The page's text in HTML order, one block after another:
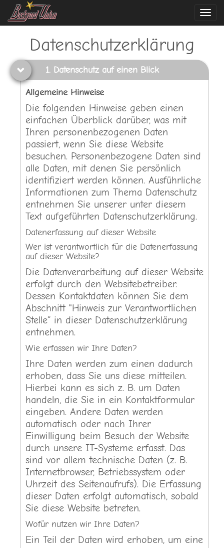
Datenschutzerklärung
1. Datenschutz auf einen Blick
Allgemeine Hinweise
Die folgenden Hinweise geben einen
einfachen Überblick darüber, was mit
Ihren personenbezogenen Daten
passiert, wenn Sie diese Website
besuchen. Personenbezogene Daten sind
alle Daten, mit denen Sie persönlich
identifiziert werden können. Ausführliche
Informationen zum Thema Datenschutz
entnehmen Sie unserer unter diesem
Text aufgeführten Datenschutzerklärung.
Datenerfassung auf dieser Website
Wer ist verantwortlich für die Datenerfassung
auf dieser Website?
Die Datenverarbeitung auf dieser Website
erfolgt durch den Websitebetreiber.
Dessen Kontaktdaten können Sie dem
Abschnitt "Hinweis zur Verantwortlichen
Stelle“ in dieser Datenschutzerklärung
entnehmen.
Wie erfassen wir Ihre Daten?
Ihre Daten werden zum einen dadurch
erhoben, dass Sie uns diese mitteilen.
Hierbei kann es sich z. B. um Daten
handeln, die Sie in ein Kontaktformular
eingeben. Andere Daten werden
automatisch oder nach Ihrer
Einwilligung beim Besuch der Website
durch unsere IT-Systeme erfasst. Das
sind vor allem technische Daten (z. B.
Internetbrowser, Betriebssystem oder
Uhrzeit des Seitenaufrufs). Die Erfassung
dieser Daten erfolgt automatisch, sobald
Sie diese Website betreten.
Wofür nutzen wir Ihre Daten?
Ein Teil der Daten wird erhoben, um eine